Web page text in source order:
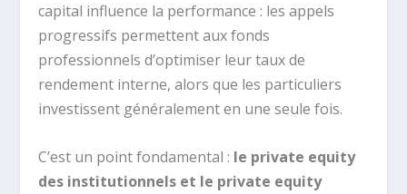
capital influence la performance : les appels
progressifs permettent aux fonds
professionnels d’optimiser leur taux de
rendement interne, alors que les particuliers
investissent généralement en une seule fois.
C’est un point fondamental : le private equity
des institutionnels et le private equity